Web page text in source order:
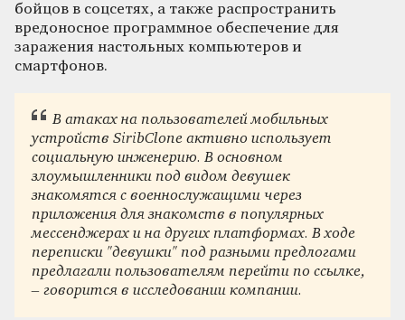
бойцов в соцсетях, а также распространить
вредоносное программное обеспечение для
заражения настольных компьютеров и
смартфонов.
В атаках на пользователей мобильных
устройств SiribClone активно использует
социальную инженерию. В основном
злоумышленники под видом девушек
знакомятся с военнослужащими через
приложения для знакомств в популярных
мессенджерах и на других платформах. В ходе
переписки "девушки" под разными предлогами
предлагали пользователям перейти по ссылке,
– говорится в исследовании компании.